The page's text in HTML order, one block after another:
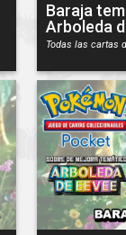
Baraja
Arboleda
Todas las cartas